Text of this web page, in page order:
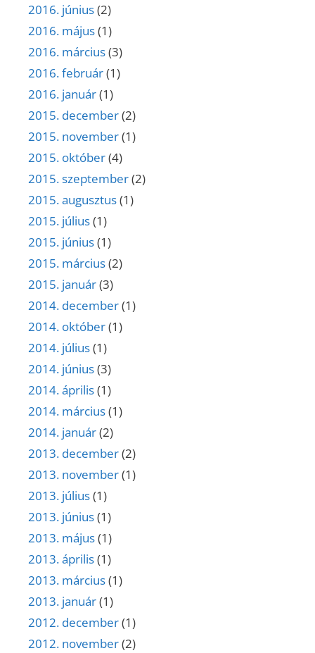
2016. június(2)
2016. május(1)
2016. március(3)
2016. február(1)
2016. január(1)
2015. december(2)
2015. november(1)
2015. október(4)
2015. szeptember(2)
2015. augusztus(1)
2015. július(1)
2015. június(1)
2015. március(2)
2015. január(3)
2014. december(1)
2014. október(1)
2014. július(1)
2014. június(3)
2014. április(1)
2014. március(1)
2014. január(2)
2013. december(2)
2013. november(1)
2013. július(1)
2013. június(1)
2013. május(1)
2013. április(1)
2013. március(1)
2013. január(1)
2012. december(1)
2012. november(2)